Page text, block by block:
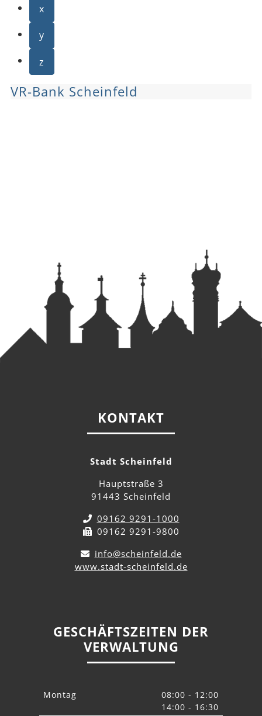
x
y
z
VR-Bank Scheinfeld
KONTAKT
Stadt Scheinfeld
Hauptstraße 3
91443 Scheinfeld
09162 9291-1000
09162 9291-9800
info@scheinfeld.de
www.stadt-scheinfeld.de
GESCHÄFTSZEITEN DER
VERWALTUNG
Montag
08:00 - 12:00
14:00 - 16:30